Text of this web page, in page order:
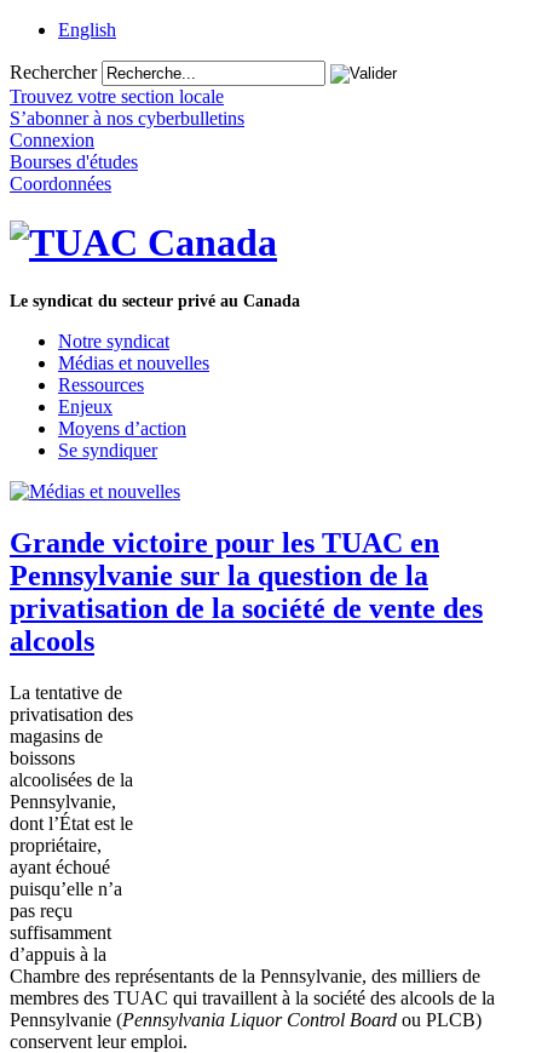
English
Rechercher
Trouvez votre section locale
S’abonner à nos cyberbulletins
Connexion
Bourses d'études
Coordonnées
Le syndicat du secteur privé au Canada
Notre syndicat
Médias et nouvelles
Ressources
Enjeux
Moyens d’action
Se syndiquer
Grande victoire pour les TUAC en
Pennsylvanie sur la question de la
privatisation de la société de vente des
alcools
La tentative de
privatisation des
magasins de
boissons
alcoolisées de la
Pennsylvanie,
dont l’État est le
propriétaire,
ayant échoué
puisqu’elle n’a
pas reçu
suffisamment
d’appuis à la
Chambre des représentants de la Pennsylvanie, des milliers de
membres des TUAC qui travaillent à la société des alcools de la
Pennsylvanie (Pennsylvania Liquor Control Board ou PLCB)
conservent leur emploi.